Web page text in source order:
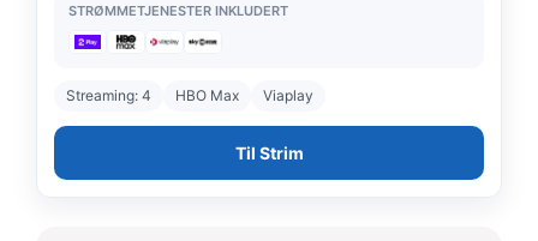
STRØMMETJENESTER INKLUDERT
Streaming: 4 HBO Max Viaplay
Til Strim